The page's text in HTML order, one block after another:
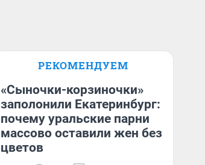
РЕКОМЕНДУЕМ
«Сыночки-корзиночки»
заполонили Екатеринбург:
почему уральские парни
массово оставили жен без
цветов